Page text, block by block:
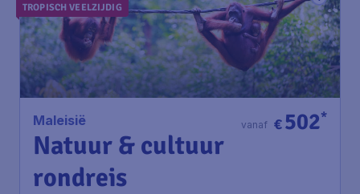
TROPISCH VEELZIJDIG
Maleisië
Natuur & cultuur
rondreis
€502*
vanaf